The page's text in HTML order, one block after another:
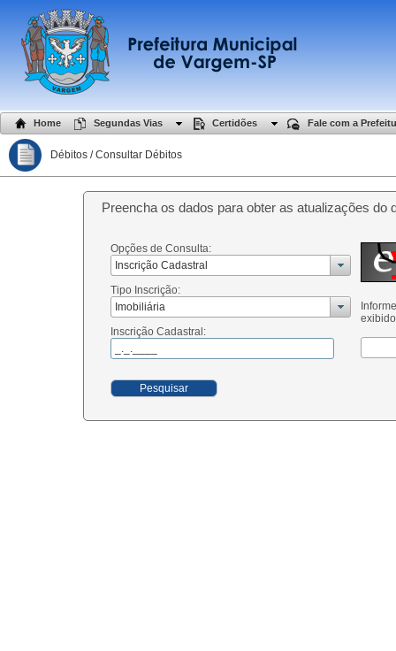
Home Segundas Vias Certidões Fale com a
Débitos / Consultar Débitos
Preencha os dados para obter as atualizações do
Opções de Consulta:
Inscrição Cadastral
Tipo Inscrição:
Imobiliária
Inscrição Cadastral:
Pesquisar